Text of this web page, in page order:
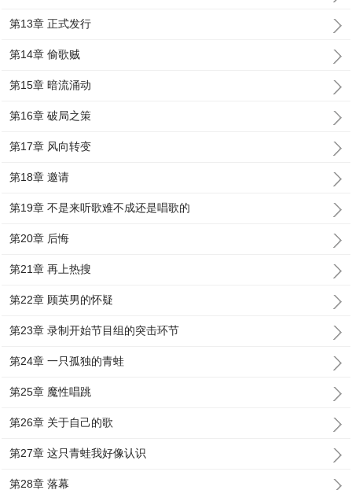
第13章 正式发行
第14章 偷歌贼
第15章 暗流涌动
第16章 破局之策
第17章 风向转变
第18章 邀请
第19章 不是来听歌难不成还是唱歌的
第20章 后悔
第21章 再上热搜
第22章 顾英男的怀疑
第23章 录制开始节目组的突击环节
第24章 一只孤独的青蛙
第25章 魔性唱跳
第26章 关于自己的歌
第27章 这只青蛙我好像认识
第28章 落幕